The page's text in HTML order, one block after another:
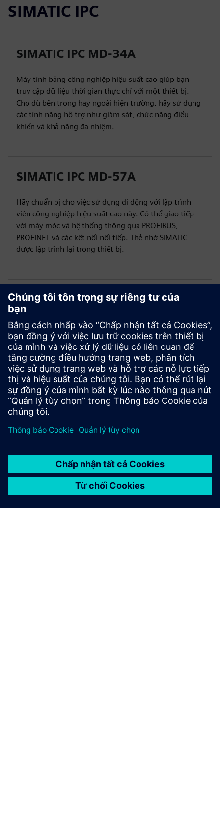
SIMATIC IPC
SIMATIC IPC MD-34A
Máy tính bảng công nghiệp hiệu suất cao giúp bạn
truy cập dữ liệu thời gian thực chỉ với một thiết bị.
Cho dù bên trong hay ngoài hiện trường, hãy sử dụng
các tính năng hỗ trợ như giám sát, chức năng điều
khiển và khả năng đa nhiệm.
SIMATIC IPC MD-57A
Hãy chuẩn bị cho việc sử dụng di động với lập trình
viên công nghiệp hiệu suất cao này. Có thể giao tiếp
với máy móc và hệ thống thông qua PROFIBUS,
PROFINET và các kết nối nối tiếp. Thẻ nhớ SIMATIC
được lập trình lại trong thiết bị.
Khả năng chống lại các điều kiện
khắc nghiệt
Mức độ bảo vệ cao (IP65), tiêu chuẩn MIL-STD-810H
để hoạt động tốt trong điều kiện khắc nghiệt. Máy
tính bảng công nghiệp được thiết kế cho nhiệt độ hoạt
động từ -20 đến +60° C (ở chế độ bộ chuyển đổi).